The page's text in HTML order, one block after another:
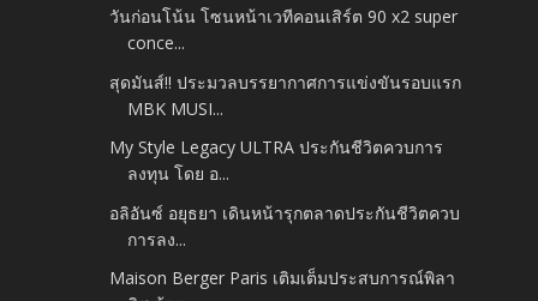
วันก่อนโน้น โซนหน้าเวทีคอนเสิร์ต 90 x2 super
conce...
สุดมันส์!! ประมวลบรรยากาศการแข่งขันรอบแรก
MBK MUSI...
My Style Legacy ULTRA ประกันชีวิตควบการ
ลงทุน โดย อ...
อลิอันซ์ อยุธยา เดินหน้ารุกตลาดประกันชีวิตควบ
การลง...
Maison Berger Paris เติมเต็มประสบการณ์พิลา